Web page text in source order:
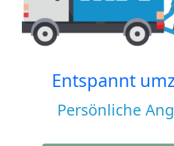
Entspannt
Persönliche